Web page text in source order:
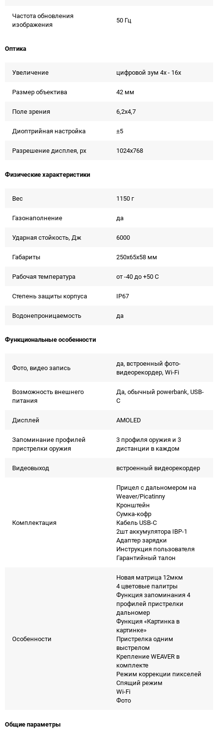
Частота обновления
изображения
50 Гц
Оптика
Увеличение цифровой зум 4x - 16x
Размер объектива 42 мм
Поле зрения 6,2x4,7
Диоптрийная настройка ±5
Разрешение дисплея, px 1024x768
Физические характеристики
Вес 1150 г
Газонаполнение да
Ударная стойкость, Дж 6000
Габариты 250x65x58 мм
Рабочая температура от -40 до +50 С
Степень защиты корпуса IP67
Водонепроницаемость да
Функциональные особенности
Фото, видео запись
да, встроенный фото-
видеорекордер, Wi-Fi
Возможность внешнего
питания
Да, обычный powerbank, USB-
C
Дисплей AMOLED
Запоминание профилей
пристрелки оружия
3 профиля оружия и 3
дистанции в каждом
Видеовыход встроенный видеорекордер
Комплектация
Прицел с дальномером на
Weaver/Picatinny
Кронштейн
Сумка-кофр
Кабель USB-С
2шт аккумулятора IBP-1
Адаптер зарядки
Инструкция пользователя
Гарантийный талон
Особенности
Новая матрица 12мкм
4 цветовые палитры
Функция запоминания 4
профилей пристрелки
дальномер
Функция «Картинка в
картинке»
Пристрелка одним
выстрелом
Крепление WEAVER в
комплекте
Режим коррекции пикселей
Спящий режим
Wi-Fi
Фото
Общие параметры